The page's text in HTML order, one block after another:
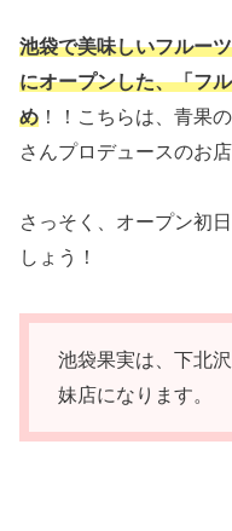
池袋で美味しいフルー
にオープンした、「フ
め ！！こちらは、青果
さんプロデュースのお店
さっそく、オープン初
しょう！
池袋果実は、下北
妹店になります。